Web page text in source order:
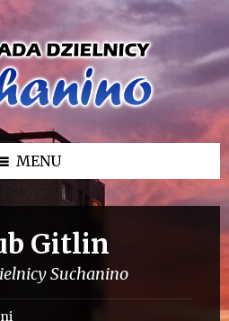
MENU
Gitlin
Suchanino